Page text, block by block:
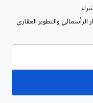
والتطوير العقاري